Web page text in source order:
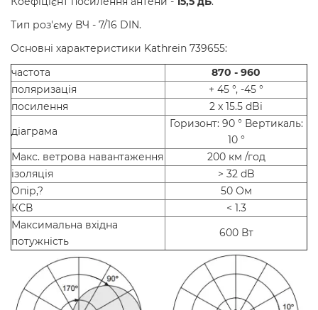
Тип роз'єму ВЧ - 7/16 DIN.
Основні характеристики Kathrein 739655:
частота
870 - 960
поляризація
+ 45 °, -45 °
посилення
2 x 15.5 dBi
діаграма
Горизонт: 90 ° Вертикаль:
10 °
Макс. ветрова навантаження
200 км /год
ізоляція
> 32 dB
Опір,?
50 Ом
КСВ
< 1.3
Максимальна вхідна
потужність
600 Вт